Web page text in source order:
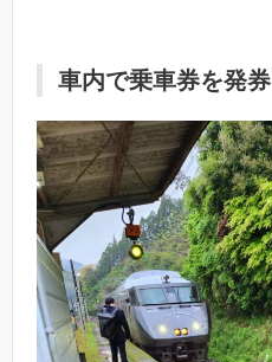
車内で乗車券を発券